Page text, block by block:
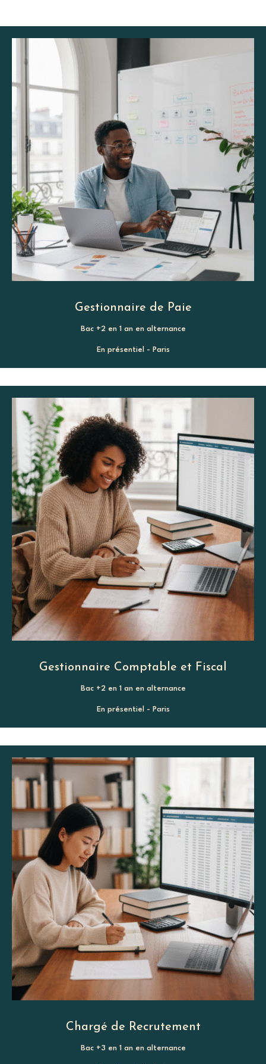
Gestionnaire de Paie
Bac +2 en 1 an en alternance
En présentiel - Paris
Gestionnaire Comptable et Fiscal
Bac +2 en 1 an en alternance
En présentiel - Paris
Chargé de Recrutement
Bac +3 en 1 an en alternance